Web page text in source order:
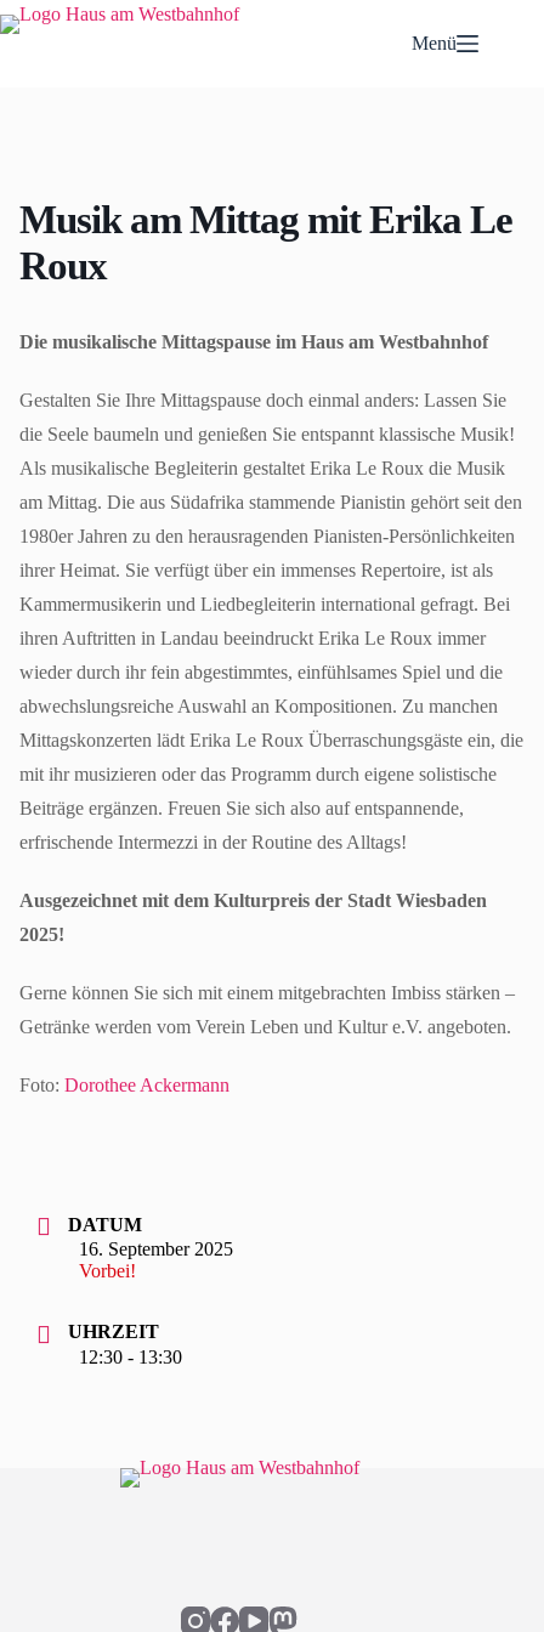
Zum
Inhalt
Menü
Musik am Mittag mit Erika Le
Roux
Die musikalische Mittagspause im Haus am Westbahnhof
Gestalten Sie Ihre Mittagspause doch einmal anders: Lassen Sie
die Seele baumeln und genießen Sie entspannt klassische Musik!
Als musikalische Begleiterin gestaltet Erika Le Roux die Musik
am Mittag. Die aus Südafrika stammende Pianistin gehört seit den
1980er Jahren zu den herausragenden Pianisten-Persönlichkeiten
ihrer Heimat. Sie verfügt über ein immenses Repertoire, ist als
Kammermusikerin und Liedbegleiterin international gefragt. Bei
ihren Auftritten in Landau beeindruckt Erika Le Roux immer
wieder durch ihr fein abgestimmtes, einfühlsames Spiel und die
abwechslungsreiche Auswahl an Kompositionen. Zu manchen
Mittagskonzerten lädt Erika Le Roux Überraschungs­gäste ein, die
mit ihr musizieren oder das Programm durch eigene solistische
Beiträge ergänzen. Freuen Sie sich also auf entspannende,
erfrischende Intermezzi in der Routine des Alltags!
Ausgezeichnet mit dem Kulturpreis der Stadt Wiesbaden
2025!
Gerne können Sie sich mit einem mitgebrachten Imbiss stärken –
Getränke werden vom Verein Leben und Kultur e.V. angeboten.
Foto: Dorothee Ackermann
DATUM
16. September 2025
Vorbei!
UHRZEIT
12:30 - 13:30